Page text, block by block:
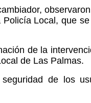
Local, que
de la
de Las Palmas.
de los